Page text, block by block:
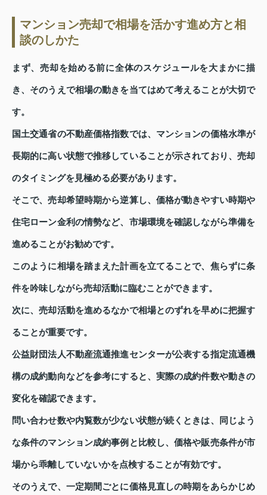
マンション売却で相場を活かす進め方と相
談のしかた
まず、売却を始める前に全体のスケジュールを大まかに描
き、そのうえで相場の動きを当てはめて考えることが大切で
す。
国土交通省の不動産価格指数では、マンションの価格水準が
長期的に高い状態で推移していることが示されており、売却
のタイミングを見極める必要があります。
そこで、売却希望時期から逆算し、価格が動きやすい時期や
住宅ローン金利の情勢など、市場環境を確認しながら準備を
進めることがお勧めです。
このように相場を踏まえた計画を立てることで、焦らずに条
件を吟味しながら売却活動に臨むことができます。
次に、売却活動を進めるなかで相場とのずれを早めに把握す
ることが重要です。
公益財団法人不動産流通推進センターが公表する指定流通機
構の成約動向などを参考にすると、実際の成約件数や動きの
変化を確認できます。
問い合わせ数や内覧数が少ない状態が続くときは、同じよう
な条件のマンション成約事例と比較し、価格や販売条件が市
場から乖離していないかを点検することが有効です。
そのうえで、一定期間ごとに価格見直しの時期をあらかじめ